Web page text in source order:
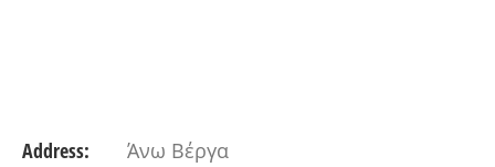
Address: Άνω Βέργα